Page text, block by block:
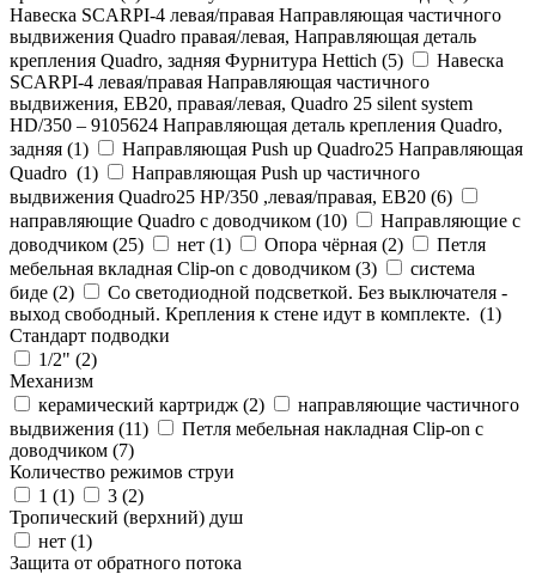
Навеска SCARPI-4 левая/правая Направляющая частичного
выдвижения Quadro правая/левая, Направляющая деталь
крепления Quadro, задняя Фурнитура Hettich (5)
Навеска
SCARPI-4 левая/правая Направляющая частичного
выдвижения, ЕВ20, правая/левая, Quadro 25 silent system
HD/350 – 9105624 Направляющая деталь крепления Quadro,
задняя (1)
Направляющая Push up Quadro25 Направляющая
Quadro (1)
Направляющая Push up частичного
выдвижения Quadro25 НР/350 ,левая/правая, ЕВ20 (6)
направляющие Quadro с доводчиком (10)
Направляющие с
доводчиком (25) нет (1) Опора чёрная (2)
Петля
мебельная вкладная Clip-on с доводчиком (3)
система
биде (2)
Со светодиодной подсветкой. Без выключателя -
выход свободный. Крепления к стене идут в комплекте. (1)
Стандарт подводки
1/2" (2)
Механизм
керамический картридж (2)
направляющие частичного
выдвижения (11)
Петля мебельная накладная Clip-on с
доводчиком (7)
Количество режимов струи
1 (1) 3 (2)
Тропический (верхний) душ
нет (1)
Защита от обратного потока